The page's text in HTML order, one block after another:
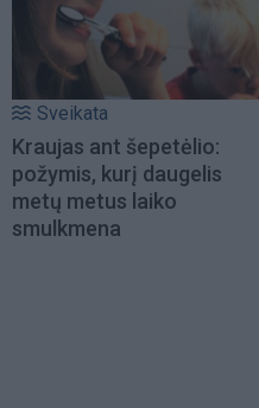
Sveikata
Kraujas ant šepetėlio:
požymis, kurį daugelis
metų metus laiko
smulkmena